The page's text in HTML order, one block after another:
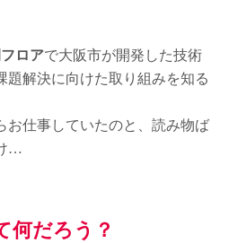
ロアで大阪市が開発した技術
題解決に向けた取り組みを知る
お仕事していたのと、読み物ば
…
何だろう？